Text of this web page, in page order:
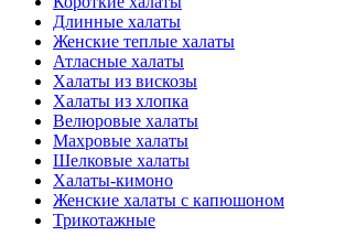
Длинные халаты
Женские теплые халаты
Атласные халаты
Халаты из вискозы
Халаты из хлопка
Велюровые халаты
Махровые халаты
Шелковые халаты
Халаты-кимоно
Женские халаты с капюшоном
Трикотажные